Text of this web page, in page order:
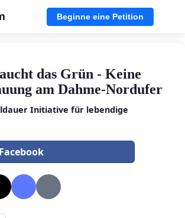
Beginne eine Petition
das Grün - Keine
am Dahme-Nordufer
Initiative für lebendige